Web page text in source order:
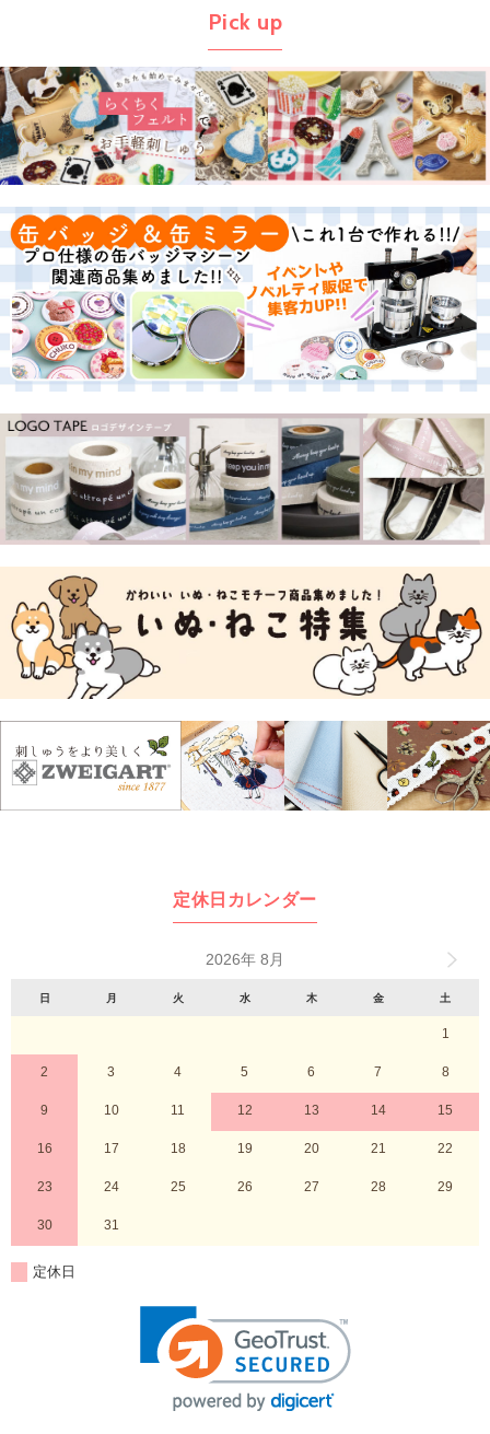
Pick up
定休日カレンダー
2026年 8月
日 月 火 水 木 金 土
1
2 3 4 5 6 7 8
9 10 11 12 13 14 15
16 17 18 19 20 21 22
23 24 25 26 27 28 29
30 31
定休日